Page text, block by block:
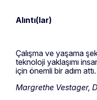
Alıntı(lar)
Çalışma ve yaşama
teknoloji yaklaşımı
için önemli bir adım attı.
Margrethe Vestager,